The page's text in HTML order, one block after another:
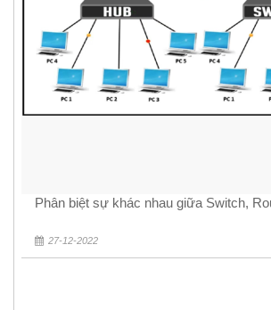
Phân biệt sự khác nhau giữa Switch,
27-12-2022